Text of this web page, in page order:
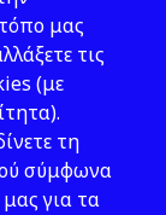
μας
τις
(με
τη
σύμφωνα
για τα